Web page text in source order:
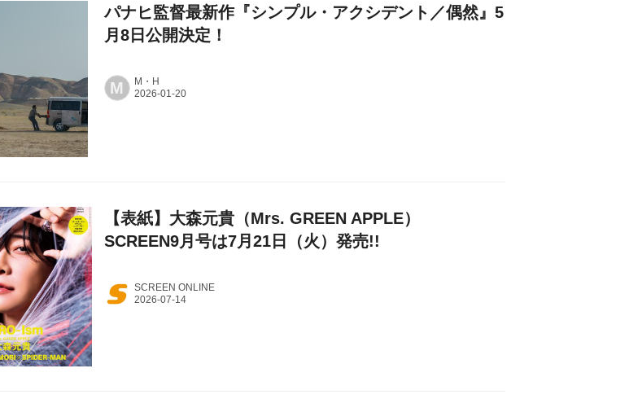
パナヒ監督最新作『シンプル・アクシデント／偶然』5
月8日公開決定！
M M・H
【表紙】大森元貴（Mrs. GREEN APPLE）
SCREEN9月号は7月21日（火）発売!!
SCREEN ONLINE